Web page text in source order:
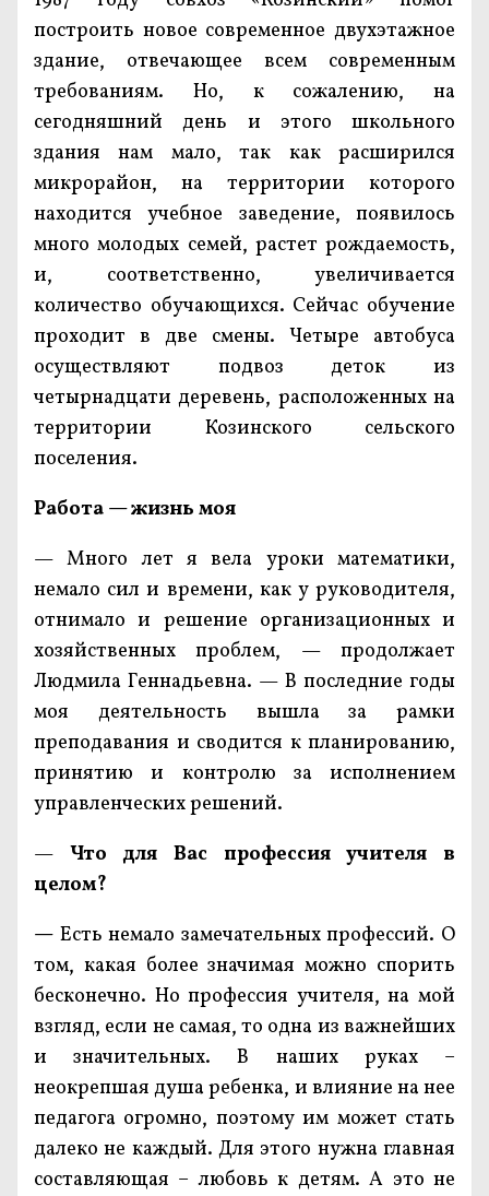
построить новое современное двухэтажное
здание, отвечающее всем современным
требованиям. Но, к сожалению, на
сегодняшний день и этого школьного
здания нам мало, так как расширился
микрорайон, на территории которого
находится учебное заведение, появилось
много молодых семей, растет рождаемость,
и, соответственно, увеличивается
количество обучающихся. Сейчас обучение
проходит в две смены. Четыре автобуса
осуществляют подвоз деток из
четырнадцати деревень, расположенных на
территории Козинского сельского
поселения.
Работа — жизнь моя
— Много лет я вела уроки математики,
немало сил и времени, как у руководителя,
отнимало и решение организационных и
хозяйственных проблем, — продолжает
Людмила Геннадьевна. — В последние годы
моя деятельность вышла за рамки
преподавания и сводится к планированию,
принятию и контролю за исполнением
управленческих решений.
— Что для Вас профессия учителя в
целом?
— Есть немало замечательных профессий. О
том, какая более значимая можно спорить
бесконечно. Но профессия учителя, на мой
взгляд, если не самая, то одна из важнейших
и значительных. В наших руках –
неокрепшая душа ребенка, и влияние на нее
педагога огромно, поэтому им может стать
далеко не каждый. Для этого нужна главная
составляющая – любовь к детям. А это не